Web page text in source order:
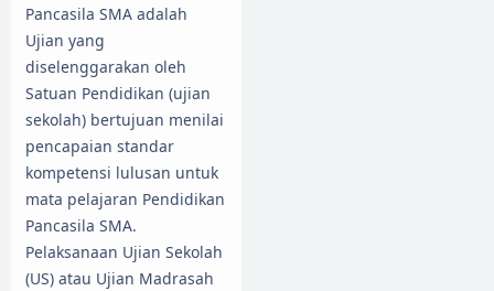
Pancasila SMA adalah
Ujian yang
diselenggarakan oleh
Satuan Pendidikan (ujian
sekolah) bertujuan menilai
pencapaian standar
kompetensi lulusan untuk
mata pelajaran Pendidikan
Pancasila SMA.
Pelaksanaan Ujian Sekolah
(US) atau Ujian Madrasah